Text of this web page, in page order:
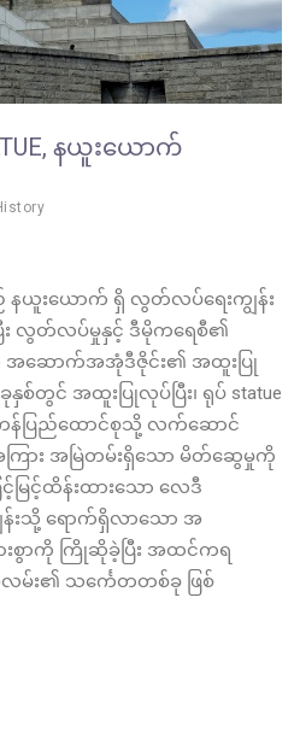
နယူးယောက်
နယူးယောက် ရှိ လွတ်လပ်ရေးကျွန်း
း လွတ်လပ်မှုနှင့် ဒီမိုကရေစီ၏
ဆောက်အအုံဒီဇိုင်း၏ အထူးပြု
စ်တွင် အထူးပြုလုပ်ပြီး၊ ရုပ် statue
န်ပြည်ထောင်စုသို့ လက်ဆောင်
အကြား အမြဲတမ်းရှိသော မိတ်ဆွေမှုကို
မြင့်ထိန်းထားသော လေဒီ
သို့ ရောက်ရှိလာသော အ
များစွာကို ကြိုဆိုခဲ့ပြီး အထင်ကရ
မ်း၏ သင်္ကေတတစ်ခု ဖြစ်